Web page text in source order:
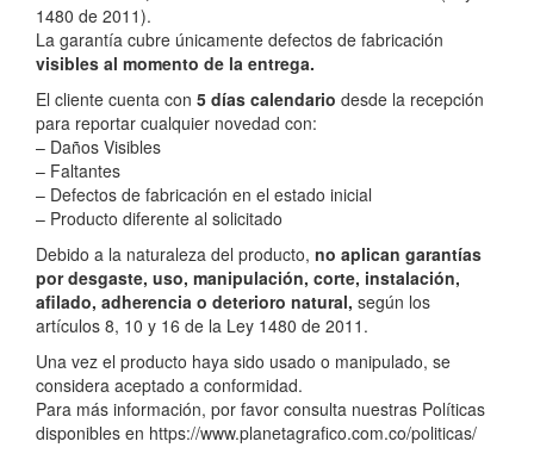
1480 de 2011).
La garantía cubre únicamente defectos de fabricación
visibles al momento de la entrega.
El cliente cuenta con 5 días calendario desde la recepción
para reportar cualquier novedad con:
– Daños Visibles
– Faltantes
– Defectos de fabricación en el estado inicial
– Producto diferente al solicitado
Debido a la naturaleza del producto, no aplican garantías
por desgaste, uso, manipulación, corte, instalación,
afilado, adherencia o deterioro natural, según los
artículos 8, 10 y 16 de la Ley 1480 de 2011.
Una vez el producto haya sido usado o manipulado, se
considera aceptado a conformidad.
Para más información, por favor consulta nuestras Políticas
disponibles en https://www.planetagrafico.com.co/politicas/